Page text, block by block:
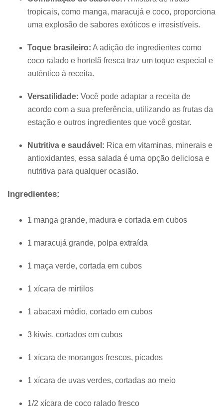
tropicais, como manga, maracujá e coco, proporciona
uma explosão de sabores exóticos e irresistíveis.
Toque brasileiro: A adição de ingredientes como
coco ralado e hortelã fresca traz um toque especial e
autêntico à receita.
Versatilidade: Você pode adaptar a receita de
acordo com a sua preferência, utilizando as frutas da
estação e outros ingredientes que você gostar.
Nutritiva e saudável: Rica em vitaminas, minerais e
antioxidantes, essa salada é uma opção deliciosa e
nutritiva para qualquer ocasião.
Ingredientes:
1 manga grande, madura e cortada em cubos
1 maracujá grande, polpa extraída
1 maça verde, cortada em cubos
1 xícara de mirtilos
1 abacaxi médio, cortado em cubos
3 kiwis, cortados em cubos
1 xícara de morangos frescos, picados
1 xícara de uvas verdes, cortadas ao meio
1/2 xícara de coco ralado fresco